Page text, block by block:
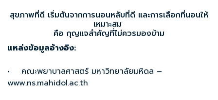
สุขภาพที่ดี เริ่มต้นจากการนอนหลับที่ดี และการเลือกที่นอนให้
เหมาะสม
คือ กุญแจสำคัญที่ไม่ควรมองข้าม
แหล่งข้อมูลอ้างอิง:
• คณะพยาบาลศาสตร์ มหาวิทยาลัยมหิดล –
www.ns.mahidol.ac.th